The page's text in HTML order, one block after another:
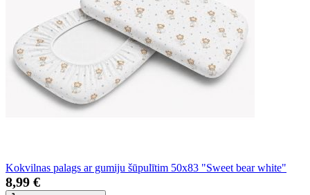
Kokvilnas palags ar gumiju šūpulītim 50x83 "Sweet bear white"
8,99 €